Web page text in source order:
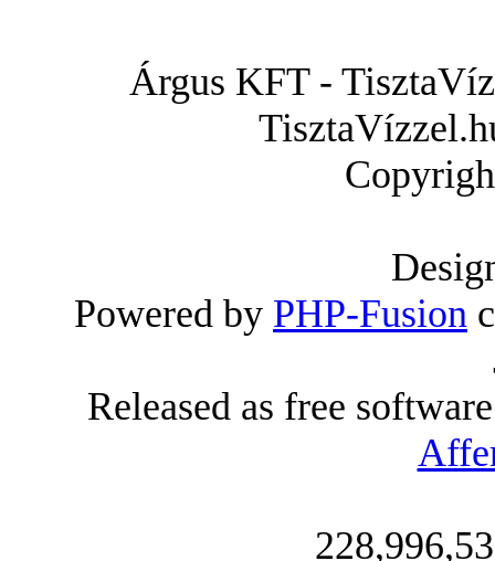
Árgus KFT -
Powered by PHP-Fusion
Released as free